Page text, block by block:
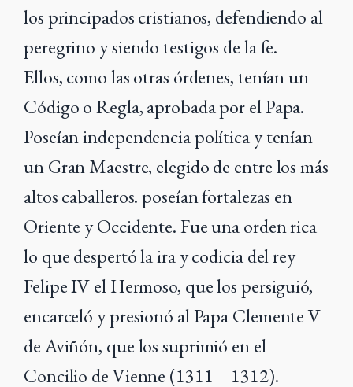
los principados cristianos, defendiendo al
peregrino y siendo testigos de la fe.
Ellos, como las otras órdenes, tenían un
Código o Regla, aprobada por el Papa.
Poseían independencia política y tenían
un Gran Maestre, elegido de entre los más
altos caballeros. poseían fortalezas en
Oriente y Occidente. Fue una orden rica
lo que despertó la ira y codicia del rey
Felipe IV el Hermoso, que los persiguió,
encarceló y presionó al Papa Clemente V
de Aviñón, que los suprimió en el
Concilio de Vienne (1311 – 1312).